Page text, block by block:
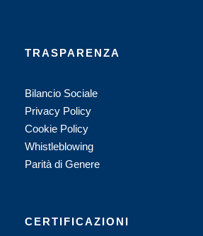
TRASPARENZA
Bilancio Sociale
Privacy Policy
Cookie Policy
Whistleblowing
Parità di Genere
CERTIFICAZIONI